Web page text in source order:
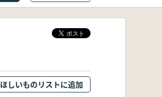
ほしいものリストに追加